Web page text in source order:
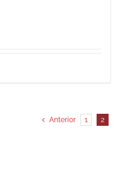
Anterior 1 2